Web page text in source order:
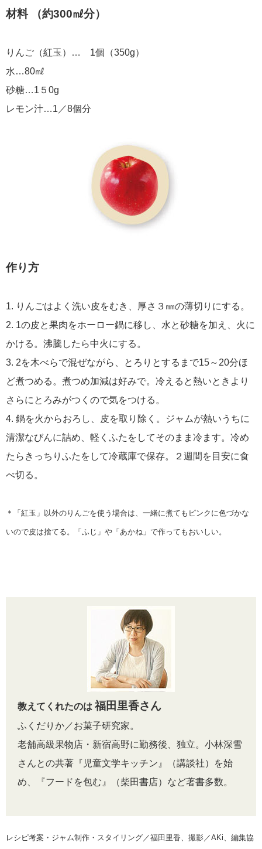
材料 （約300㎖分）
りんご（紅玉）… 1個（350g）
水…80㎖
砂糖…1５0g
レモン汁…1／8個分
作り方
1. りんごはよく洗い皮をむき、厚さ３㎜の薄切りにする。
2. 1の皮と果肉をホーロー鍋に移し、水と砂糖を加え、火に
かける。沸騰したら中火にする。
3. 2を木べらで混ぜながら、とろりとするまで15～20分ほ
ど煮つめる。煮つめ加減は好みで。冷えると熱いときより
さらにとろみがつくので気をつける。
4. 鍋を火からおろし、皮を取り除く。ジャムが熱いうちに
清潔なびんに詰め、軽くふたをしてそのまま冷ます。冷め
たらきっちりふたをして冷蔵庫で保存。２週間を目安に食
べ切る。
＊「紅玉」以外のりんごを使う場合は、一緒に煮てもピンクに色づかな
いので皮は捨てる。「ふじ」や「あかね」で作ってもおいしい。
教えてくれたのは 福田里香さん
ふくだりか／お菓子研究家。
老舗高級果物店・新宿高野に勤務後、独立。小林深雪
さんとの共著『児童文学キッチン』（講談社）を始
め、『フードを包む』（柴田書店）など著書多数。
レシピ考案・ジャム制作・スタイリング／福田里香、撮影／AKi、編集協